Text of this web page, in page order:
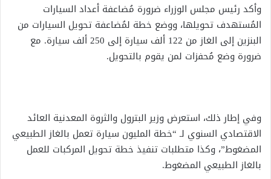
وأكد رئيس مجلس الوزراء ضرورة مُضاعفة أعداد السيارات
المُستهدف تحويلها، ووضع خطة لمُضاعفة تحويل السيارات من
البنزين إلى الغاز من 122 ألف سيارة إلى 250 ألف سيارة. مع
ضرورة وضع مُحفزات لمن يقوم بالتحويل.
وفي إطار ذلك، استعرض وزير البترول والثروة المعدنية العائد
الاقتصادي السنوي لـ “خطة المليون سيارة تعمل بالغاز الطبيعي
المضغوط”، وكذا متطلبات تنفيذ خطة تحويل المركبات للعمل
بالغاز الطبيعي المضغوط.